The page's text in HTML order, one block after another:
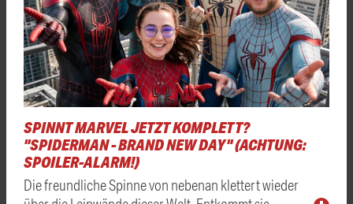
SPINNT MARVEL JETZT KOMPLETT?
"SPIDERMAN - BRAND NEW DAY" (ACHTUNG:
SPOILER-ALARM!)
Die freundliche Spinne von nebenan klettert wieder